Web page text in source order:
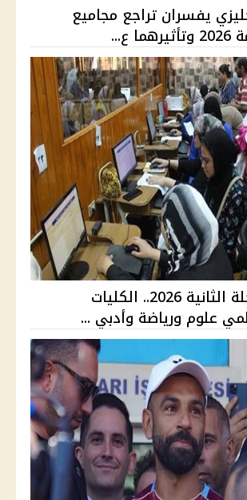
يفسران تراجع مجاميع
تنسيق المرحلة الثانية 2026.. الكليات
علوم ورياضة وأدبي ...